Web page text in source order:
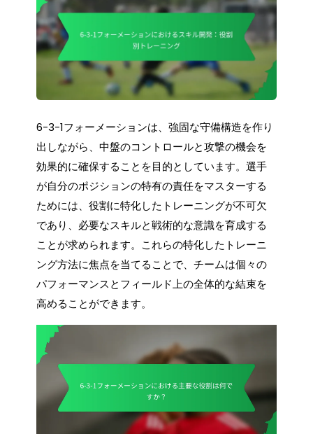
6-3-1フォーメーションは、強固な守備構造を作り
出しながら、中盤のコントロールと攻撃の機会を
効果的に確保することを目的としています。選手
が自分のポジションの特有の責任をマスターする
ためには、役割に特化したトレーニングが不可欠
であり、必要なスキルと戦術的な意識を育成する
ことが求められます。これらの特化したトレーニ
ング方法に焦点を当てることで、チームは個々の
パフォーマンスとフィールド上の全体的な結束を
高めることができます。